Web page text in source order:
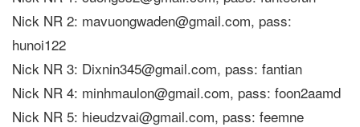
Nick NR 2: mavuongwaden@gmail.com, pass:
hunoi122
Nick NR 3: Dixnin345@gmail.com, pass: fantian
Nick NR 4: minhmaulon@gmail.com, pass: foon2aamd
Nick NR 5: hieudzvai@gmail.com, pass: feemne